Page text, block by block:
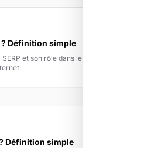
? Définition simple
et son rôle dans le
Définition simple